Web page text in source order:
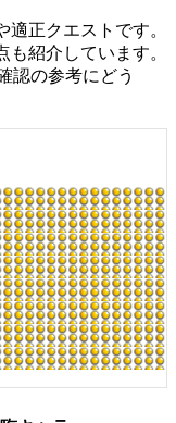
正クエストです。
紹介しています。
認の参考にどう